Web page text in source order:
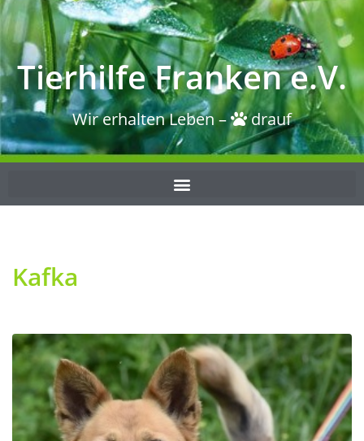
Tierhilfe Franken e.V.
Wir erhalten Leben – drauf
Kafka